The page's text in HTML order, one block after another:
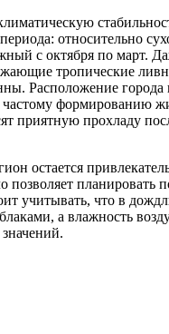
относительно
с октября по март.
тропические
Расположение города
частому формированию
приятную прохладу
остается
позволяет планировать
учитывать, что в
а влажность